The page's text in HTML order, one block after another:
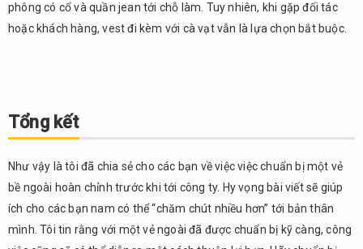
phông có cổ và quần jean tới chỗ làm. Tuy nhiên, khi gặp đối tác
hoặc khách hàng, vest đi kèm với cà vạt vẫn là lựa chọn bắt buộc.
Tổng kết
Như vậy là tôi đã chia sẻ cho các bạn về việc việc chuẩn bị một vẻ
bề ngoài hoàn chỉnh trước khi tới công ty. Hy vọng bài viết sẽ giúp
ích cho các bạn nam có thể “chăm chút nhiều hơn” tới bản thân
mình. Tôi tin rằng với một vẻ ngoài đã được chuẩn bị kỹ càng, công